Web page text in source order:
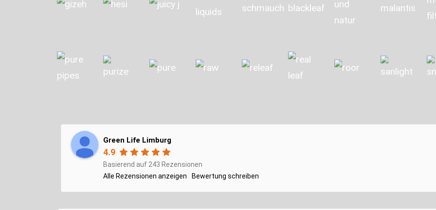
Green Life Limburg
4.9
Basierend auf 243 Rezensionen
Alle Rezensionen anzeigen
Bewertung schreiben